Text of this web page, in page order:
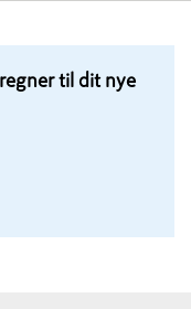
til dit nye